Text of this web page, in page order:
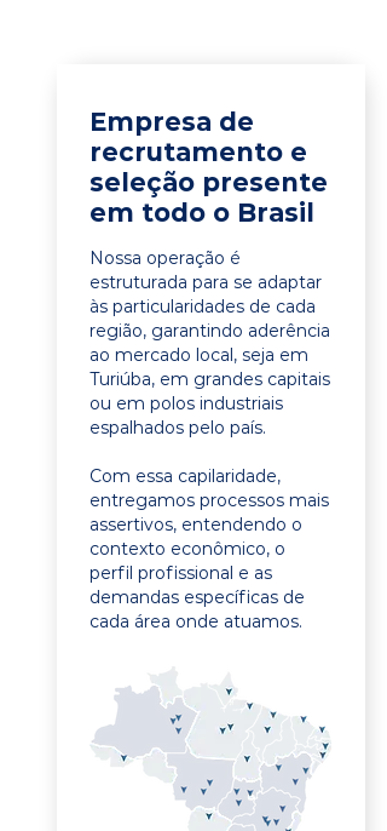
Empresa de
recrutamento e
seleção presente
em todo o Brasil
Nossa operação é
estruturada para se adaptar
às particularidades de cada
região, garantindo aderência
ao mercado local, seja em
Turiúba, em grandes capitais
ou em polos industriais
espalhados pelo país.
Com essa capilaridade,
entregamos processos mais
assertivos, entendendo o
contexto econômico, o
perfil profissional e as
demandas específicas de
cada área onde atuamos.